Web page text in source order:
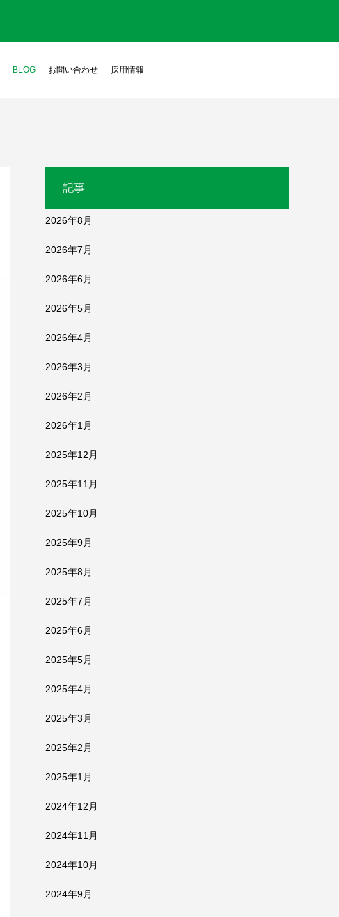
BLOG お問い合わせ 採用情報
記事
2026年8月
2026年7月
2026年6月
2026年5月
2026年4月
2026年3月
2026年2月
2026年1月
2025年12月
2025年11月
2025年10月
2025年9月
2025年8月
2025年7月
2025年6月
2025年5月
2025年4月
2025年3月
2025年2月
2025年1月
2024年12月
2024年11月
2024年10月
2024年9月